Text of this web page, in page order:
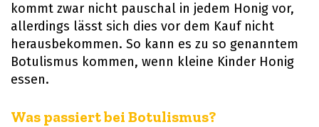
kommt zwar nicht pauschal in jedem Honig vor,
allerdings lässt sich dies vor dem Kauf nicht
herausbekommen. So kann es zu so genanntem
Botulismus kommen, wenn kleine Kinder Honig
essen.
Was passiert bei Botulismus?